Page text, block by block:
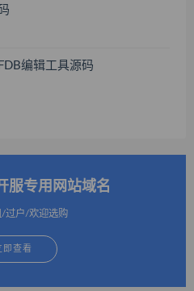
编辑工具源码
服专用网站域名
过户/欢迎选购
即查看